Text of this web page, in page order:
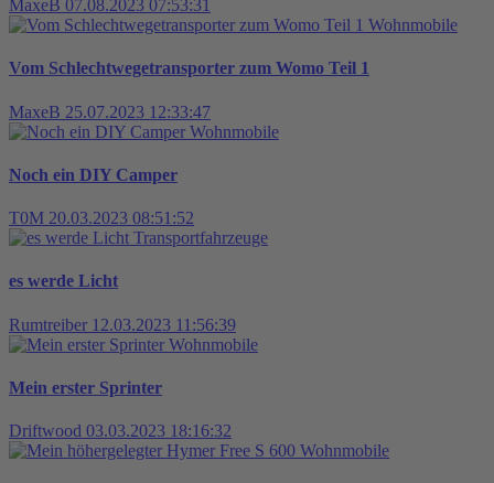
MaxeB 07.08.2023 07:53:31
Wohnmobile
Vom Schlechtwegetransporter zum Womo Teil 1
MaxeB 25.07.2023 12:33:47
Wohnmobile
Noch ein DIY Camper
T0M 20.03.2023 08:51:52
Transportfahrzeuge
es werde Licht
Rumtreiber 12.03.2023 11:56:39
Wohnmobile
Mein erster Sprinter
Driftwood 03.03.2023 18:16:32
Wohnmobile